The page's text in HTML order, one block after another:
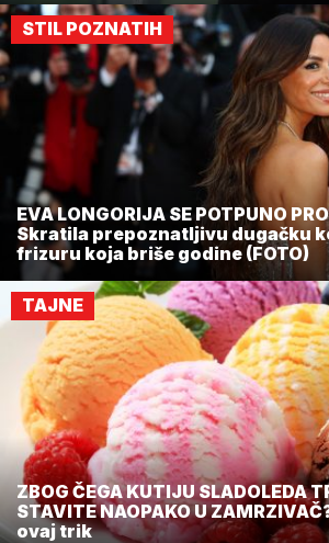
STIL POZNATIH
EVA LONGORIJA SE POTPUNO
Skratila prepoznatljivu dugačku
frizuru koja briše godine (FOTO)
TAJNE
ZBOG ČEGA KUTIJU SLADOLEDA
STAVITE NAOPAKO U
ovaj trik